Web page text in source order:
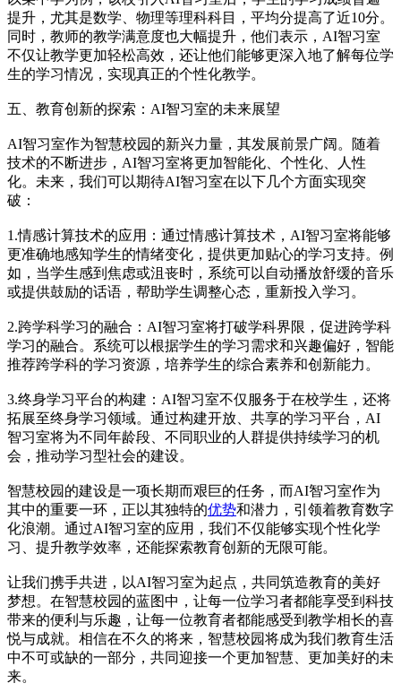
提升，尤其是数学、物理等理科科目，平均分提高了近10分。
同时，教师的教学满意度也大幅提升，他们表示，AI智习室
不仅让教学更加轻松高效，还让他们能够更深入地了解每位学
生的学习情况，实现真正的个性化教学。
五、教育创新的探索：AI智习室的未来展望
AI智习室作为智慧校园的新兴力量，其发展前景广阔。随着
技术的不断进步，AI智习室将更加智能化、个性化、人性
化。未来，我们可以期待AI智习室在以下几个方面实现突
破：
1.情感计算技术的应用：通过情感计算技术，AI智习室将能够
更准确地感知学生的情绪变化，提供更加贴心的学习支持。例
如，当学生感到焦虑或沮丧时，系统可以自动播放舒缓的音乐
或提供鼓励的话语，帮助学生调整心态，重新投入学习。
2.跨学科学习的融合：AI智习室将打破学科界限，促进跨学科
学习的融合。系统可以根据学生的学习需求和兴趣偏好，智能
推荐跨学科的学习资源，培养学生的综合素养和创新能力。
3.终身学习平台的构建：AI智习室不仅服务于在校学生，还将
拓展至终身学习领域。通过构建开放、共享的学习平台，AI
智习室将为不同年龄段、不同职业的人群提供持续学习的机
会，推动学习型社会的建设。
智慧校园的建设是一项长期而艰巨的任务，而AI智习室作为
其中的重要一环，正以其独特的优势和潜力，引领着教育数字
化浪潮。通过AI智习室的应用，我们不仅能够实现个性化学
习、提升教学效率，还能探索教育创新的无限可能。
让我们携手共进，以AI智习室为起点，共同筑造教育的美好
梦想。在智慧校园的蓝图中，让每一位学习者都能享受到科技
带来的便利与乐趣，让每一位教育者都能感受到教学相长的喜
悦与成就。相信在不久的将来，智慧校园将成为我们教育生活
中不可或缺的一部分，共同迎接一个更加智慧、更加美好的未
来。